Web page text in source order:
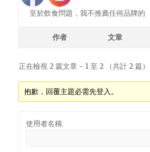
至於飲食問題，我不推薦任何品牌的
作者 文章
正在檢視 2 篇文章 - 1 至 2 （共計 2 篇）
抱歉，回覆主題必需先登入。
使用者名稱: